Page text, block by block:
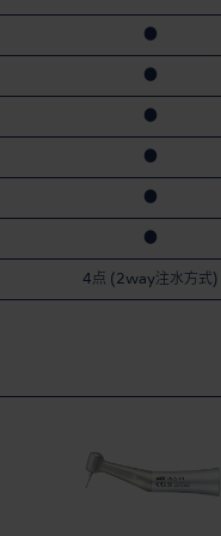
●
●
●
●
●
●
4点 (2way注水方式)